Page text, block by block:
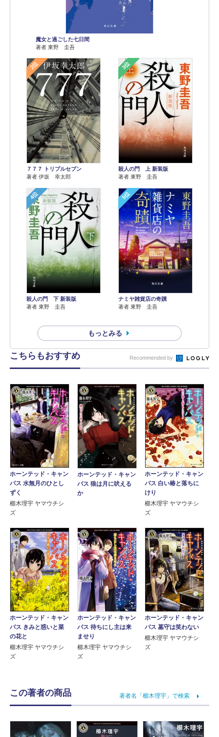
魔女と過ごした七日間
著者 東野 圭吾
2位
７７７ トリプルセブン
著者 伊坂 幸太郎
3位
殺人の門 上 新装版
著者 東野 圭吾
4位
殺人の門 下 新装版
著者 東野 圭吾
5位
ナミヤ雑貨店の奇蹟
著者 東野 圭吾
もっとみる
こちらもおすすめ Recommended by
ホーンテッド・キャン
パス 水無月のひとし
ずく
櫛木理宇 ヤマウチシ
ズ
ホーンテッド・キャン
パス 狼は月に吠える
か
ホーンテッド・キャン
パス 白い椿と落ちに
けり
櫛木理宇 ヤマウチシ
ズ
ホーンテッド・キャン
パス きみと惑いと菜
の花と
櫛木理宇 ヤマウチシ
ズ
ホーンテッド・キャン
パス 待ちにし主は来
ませり
櫛木理宇 ヤマウチシ
ズ
ホーンテッド・キャン
パス 墓守は笑わない
櫛木理宇 ヤマウチシ
ズ
この著者の商品 著者名「櫛木理宇」で検索